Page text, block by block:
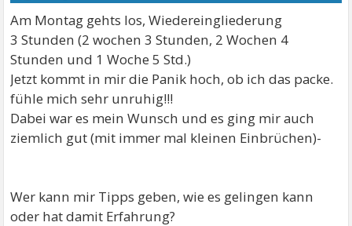
Am Montag gehts los, Wiedereingliederung
3 Stunden (2 wochen 3 Stunden, 2 Wochen 4
Stunden und 1 Woche 5 Std.)
Jetzt kommt in mir die Panik hoch, ob ich das packe.
fühle mich sehr unruhig!!!
Dabei war es mein Wunsch und es ging mir auch
ziemlich gut (mit immer mal kleinen Einbrüchen)-
Wer kann mir Tipps geben, wie es gelingen kann
oder hat damit Erfahrung?